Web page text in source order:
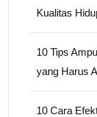
Kualitas
10 Tips
yang Harus
10 Cara